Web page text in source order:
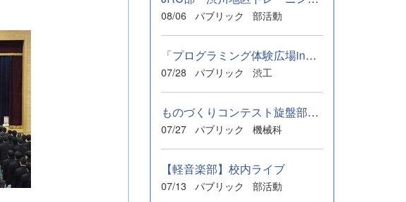
08/06 パブリック 部活動
「プログラミング体験広場in渋川」
07/28 パブリック 渋工
ものづくりコンテスト旋盤部門 群馬県大会
07/27 パブリック 機械科
【軽音楽部】校内ライブ
07/13 パブリック 部活動